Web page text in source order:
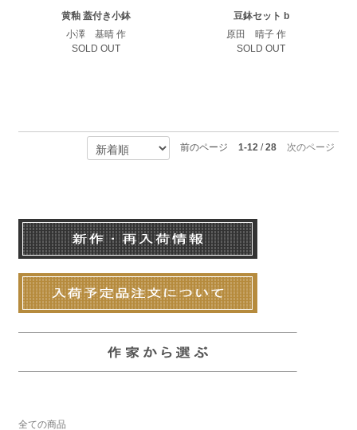
黄釉 蓋付き小鉢
小澤 基晴 作
SOLD OUT
豆鉢セット b
原田 晴子 作
SOLD OUT
前のページ 1-12/28 次のページ
全ての商品